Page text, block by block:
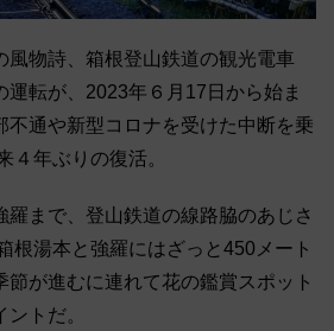
風物詩、箱根登山鉄道の観光電車
運転が、2023年６月17日から始ま
不通や新型コロナを受けた中断を乗
４年ぶりの復活。
羅まで、登山鉄道の線路脇のあじさ
根湯本と強羅にはざっと450メート
節が進むに連れて花の鑑賞スポット
トだ。